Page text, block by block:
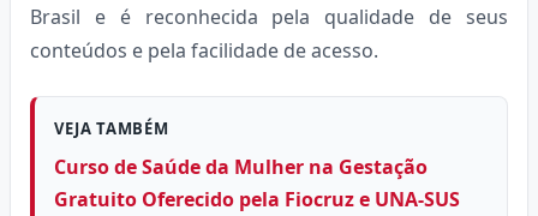
Brasil e é reconhecida pela qualidade de seus
conteúdos e pela facilidade de acesso.
VEJA TAMBÉM
Curso de Saúde da Mulher na Gestação
Gratuito Oferecido pela Fiocruz e UNA-SUS